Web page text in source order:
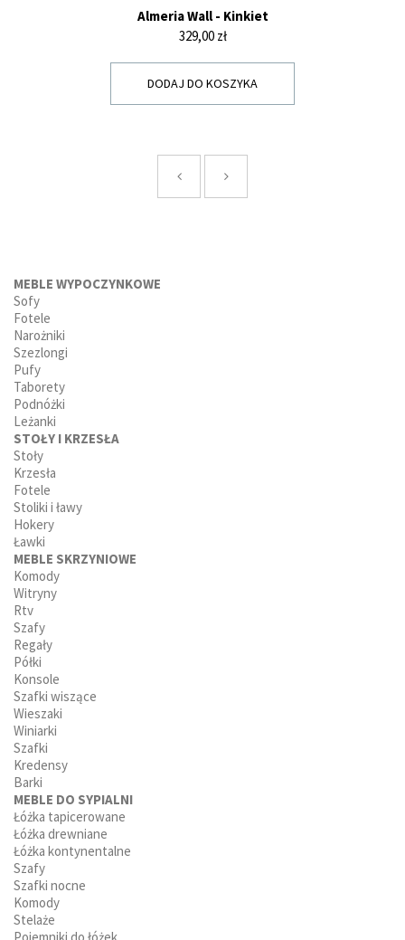
Almeria Wall - Kinkiet
Cena
329,00 zł
DODAJ DO KOSZYKA
MEBLE WYPOCZYNKOWE
Sofy
Fotele
Narożniki
Szezlongi
Pufy
Taborety
Podnóżki
Leżanki
STOŁY I KRZESŁA
Stoły
Krzesła
Fotele
Stoliki i ławy
Hokery
Ławki
MEBLE SKRZYNIOWE
Komody
Witryny
Rtv
Szafy
Regały
Półki
Konsole
Szafki wiszące
Wieszaki
Winiarki
Szafki
Kredensy
Barki
MEBLE DO SYPIALNI
Łóżka tapicerowane
Łóżka drewniane
Łóżka kontynentalne
Szafy
Szafki nocne
Komody
Stelaże
Pojemniki do łóżek